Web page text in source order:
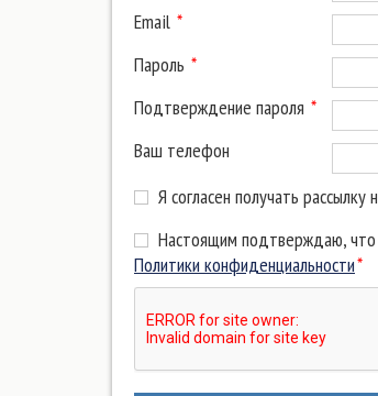
Email *
Пароль *
Подтверждение пароля *
Ваш телефон
Я согласен получать
Настоящим подтверждаю, что
Политики конфиденциальности*